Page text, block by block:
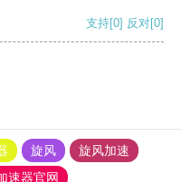
支持[0] 反对[0]
旋风
旋风加速
速器官网